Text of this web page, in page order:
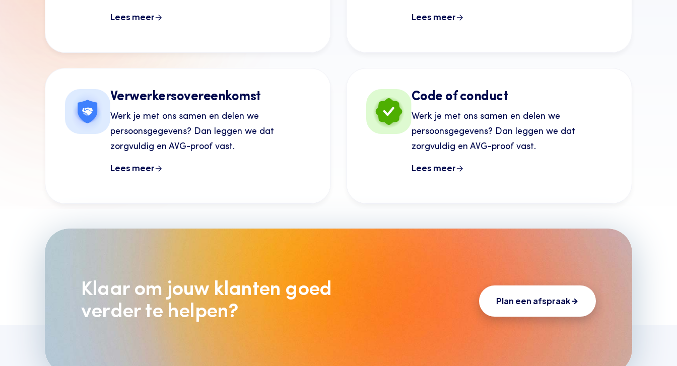
Lees meer Lees meer
Verwerkersovereenkomst
Werk je met ons samen en delen we
persoonsgegevens? Dan leggen we dat
zorgvuldig en AVG-proof vast.
Lees meer
Code of conduct
Werk je met ons samen en delen we
persoonsgegevens? Dan leggen we dat
zorgvuldig en AVG-proof vast.
Lees meer
Klaar om jouw klanten goed
verder te helpen?
Plan een afspraak